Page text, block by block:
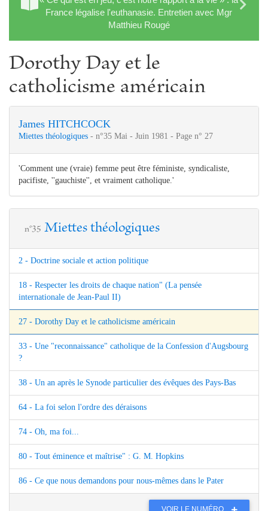
France légalise l'euthanasie. Entretien avec Mgr
Matthieu Rougé
Dorothy Day et le
catholicisme américain
James HITCHCOCK
Miettes théologiques - n°35 Mai - Juin 1981 - Page n° 27
'Comment une (vraie) femme peut être féministe, syndicaliste,
pacifiste, ''gauchiste'', et vraiment catholique.'
n°35 Miettes théologiques
2 - Doctrine sociale et action politique
18 - Respecter les droits de chaque nation" (La pensée
internationale de Jean-Paul II)
27 - Dorothy Day et le catholicisme américain
33 - Une "reconnaissance" catholique de la Confession d'Augsbourg
?
38 - Un an après le Synode particulier des évêques des Pays-Bas
64 - La foi selon l'ordre des déraisons
74 - Oh, ma foi...
80 - Tout éminence et maîtrise" : G. M. Hopkins
86 - Ce que nous demandons pour nous-mêmes dans le Pater